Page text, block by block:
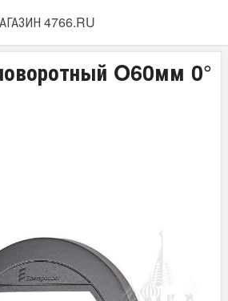
4766.RU
O60мм 0°